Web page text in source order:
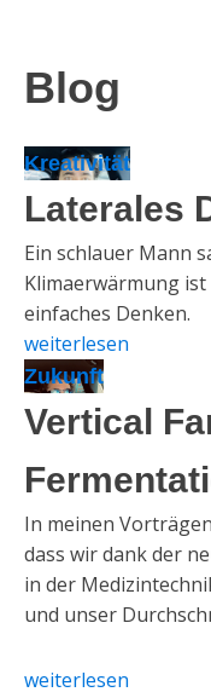
Blog
Kreativität
Laterales
Ein schlauer Mann
Klimaerwärmung
einfaches Denken.
weiterlesen
Zukunft
Vertical
In meinen
dass wir dank der
in der
und unser
steigen wird.
Weltbevölkerung
weiterlesen